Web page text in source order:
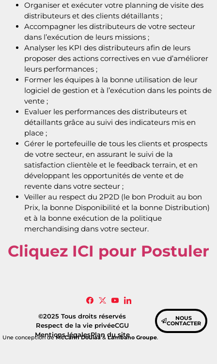
Organiser et exécuter votre planning de visite des
distributeurs et des clients détaillants ;
Accompagner les distributeurs de votre secteur
dans l’exécution de leurs missions ;
Analyser les KPI des distributeurs afin de leurs
proposer des actions correctives en vue d’améliorer
leurs performances ;
Former les équipes à la bonne utilisation de leur
logiciel de gestion et à l’exécution dans les points de
vente ;
Evaluer les performances des distributeurs et
détaillants grâce au suivi des indicateurs mis en
place ;
Gérer le portefeuille de tous les clients et prospects
de votre secteur, en assurant le suivi de la
satisfaction clientèle et le feedback terrain, et en
développant les opportunités de vente et de
revente dans votre secteur ;
Veiller au respect du 2P2D (le bon Produit au bon
Prix, la bonne Disponibilité et la bonne Distribution)
et à la bonne exécution de la politique
merchandising dans votre secteur.
Cliquez ICI pour Postuler
©2025 Tous droits réservés
Respect de la vie privéeCGU
Mentions légalesPlan du site
NOUS
CONTACTER
Une conception deMcCann Doulaa&Lambano Groupe.